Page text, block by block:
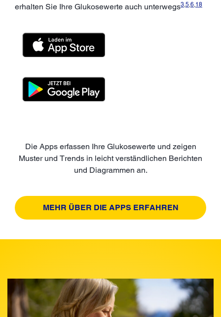
erhalten Sie Ihre Glukosewerte auch unterwegs3 5 6 18
Die Apps erfassen Ihre Glukosewerte und zeigen
Muster und Trends in leicht verständlichen Berichten
und Diagrammen an.
MEHR ÜBER DIE APPS ERFAHREN